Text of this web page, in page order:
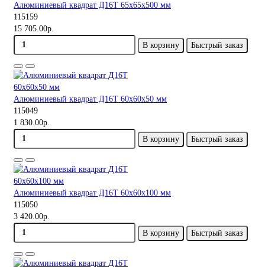
Алюминиевый квадрат Д16Т 65х65х500 мм
115159
15 705.00р.
В корзину
Быстрый заказ
Алюминиевый квадрат Д16Т 60х60х50 мм
115049
1 830.00р.
В корзину
Быстрый заказ
Алюминиевый квадрат Д16Т 60х60х100 мм
115050
3 420.00р.
В корзину
Быстрый заказ